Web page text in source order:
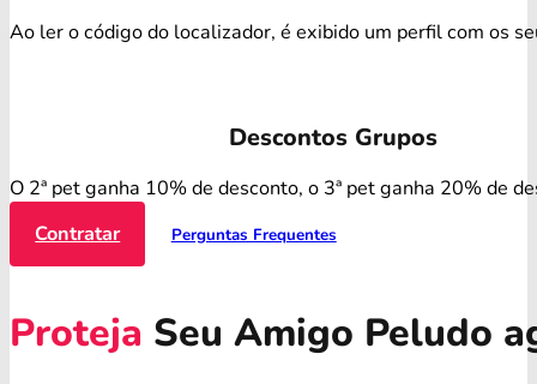
Ao ler o código do localizador, é exibido um perfil com os
Descontos Grupos
O 2ª pet ganha 10% de desconto, o 3ª pet ganha 20% de
Contratar
Perguntas Frequentes
Proteja Seu Amigo Peludo